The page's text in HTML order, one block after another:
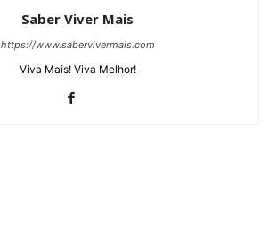
Saber Viver Mais
https://www.sabervivermais.com
Viva Mais! Viva Melhor!